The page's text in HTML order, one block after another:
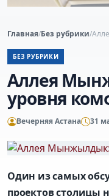
Главная/Без рубрики/
БЕЗ РУБРИКИ
Аллея
уровня
Вечерняя Астана 31
Один из самых
проектов столицы